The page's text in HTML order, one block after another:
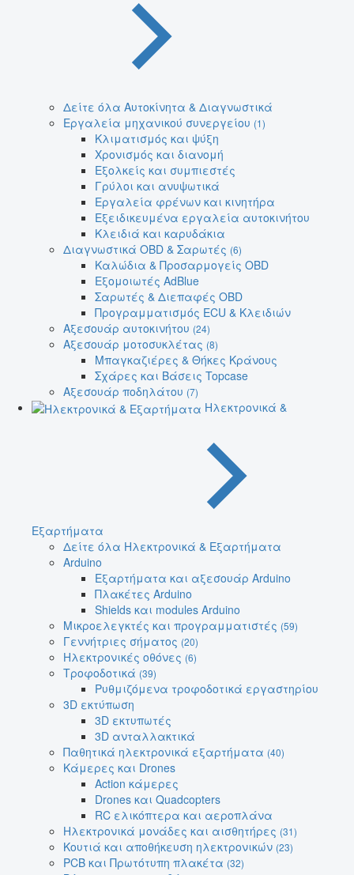
Δείτε όλα Αυτοκίνητα & Διαγνωστικά
Εργαλεία μηχανικού συνεργείου (1)
Κλιματισμός και ψύξη
Χρονισμός και διανομή
Εξολκείς και συμπιεστές
Γρύλοι και ανυψωτικά
Εργαλεία φρένων και κινητήρα
Εξειδικευμένα εργαλεία αυτοκινήτου
Κλειδιά και καρυδάκια
Διαγνωστικά OBD & Σαρωτές (6)
Καλώδια & Προσαρμογείς OBD
Εξομοιωτές AdBlue
Σαρωτές & Διεπαφές OBD
Προγραμματισμός ECU & Κλειδιών
Αξεσουάρ αυτοκινήτου (24)
Αξεσουάρ μοτοσυκλέτας (8)
Μπαγκαζιέρες & Θήκες Κράνους
Σχάρες και Βάσεις Topcase
Αξεσουάρ ποδηλάτου (7)
Ηλεκτρονικά &
Εξαρτήματα
Δείτε όλα Ηλεκτρονικά & Εξαρτήματα
Arduino
Εξαρτήματα και αξεσουάρ Arduino
Πλακέτες Arduino
Shields και modules Arduino
Μικροελεγκτές και προγραμματιστές (59)
Γεννήτριες σήματος (20)
Ηλεκτρονικές οθόνες (6)
Τροφοδοτικά (39)
Ρυθμιζόμενα τροφοδοτικά εργαστηρίου
3D εκτύπωση
3D εκτυπωτές
3D ανταλλακτικά
Παθητικά ηλεκτρονικά εξαρτήματα (40)
Κάμερες και Drones
Action κάμερες
Drones και Quadcopters
RC ελικόπτερα και αεροπλάνα
Ηλεκτρονικά μονάδες και αισθητήρες (31)
Κουτιά και αποθήκευση ηλεκτρονικών (23)
PCB και Πρωτότυπη πλακέτα (32)